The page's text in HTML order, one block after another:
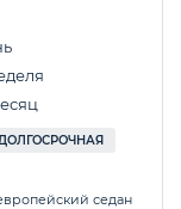
седан